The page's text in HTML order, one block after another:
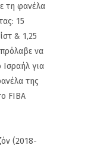
τη φανέλα
15
& 1,25
να
για
της
FIBA
(2018-